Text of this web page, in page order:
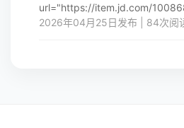
url="https://item.jd.com/
2026年04月25日发布 | 84次阅